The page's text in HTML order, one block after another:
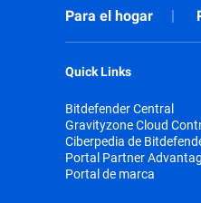
Para el hogar
Quick Links
Bitdefender Central
Gravityzone Cloud
Ciberpedia de
Portal Partner
Portal de marca